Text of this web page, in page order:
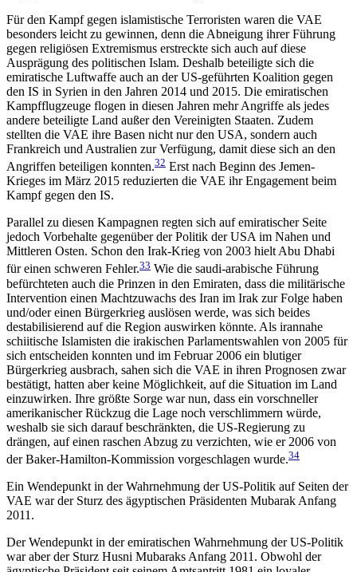
Für den Kampf gegen islamistische Terroristen waren die VAE
besonders leicht zu gewinnen, denn die Abneigung ihrer Führung
gegen religiösen Extre­mismus erstreckte sich auch auf diese
Ausprägung des politischen Islam. Deshalb beteiligte sich die
emiratische Luftwaffe auch an der US-geführten Koalition gegen
den IS in Syrien in den Jahren 2014 und 2015. Die emiratischen
Kampfflugzeuge flogen in diesen Jahren mehr Angriffe als jedes
andere betei­ligte Land außer den Vereinigten Staa­ten. Zudem
stellten die VAE ihre Basen nicht nur den USA, son­dern auch
Frankreich und Australien zur Verfügung, damit diese sich an den
Angriffen beteiligen konn­ten.32 Erst nach Beginn des Jemen-
Krieges im März 2015 reduzierten die VAE ihr Engagement beim
Kampf gegen den IS.
Parallel zu diesen Kampagnen regten sich auf emiratischer Seite
jedoch Vorbehalte gegenüber der Politik der USA im Nahen und
Mittleren Osten. Schon den Irak-Krieg von 2003 hielt Abu Dhabi
für einen schweren Fehler.33 Wie die saudi-arabische Führung
befürchteten auch die Prinzen in den Emiraten, dass die militärische
Intervention einen Machtzuwachs des Iran im Irak zur Folge haben
und/oder einen Bürger­krieg auslösen werde, was sich beides
destabilisierend auf die Region auswirken könnte. Als irannahe
schii­tische Islamisten die irakischen Parlamentswahlen von 2005 für
sich entscheiden konnten und im Februar 2006 ein blutiger
Bürgerkrieg ausbrach, sahen sich die VAE in ihren Prognosen zwar
bestätigt, hatten aber keine Möglichkeit, auf die Situation im Land
einzuwirken. Ihre größte Sorge war nun, dass ein vorschneller
amerikanischer Rückzug die Lage noch verschlimmern würde,
weshalb sie sich darauf beschränkten, die US-Regierung zu
drängen, auf einen raschen Abzug zu verzichten, wie er 2006 von
der Baker-Hamilton-Kommission vorgeschlagen wurde.34
Ein Wendepunkt in der Wahrneh­mung der US-Politik auf Seiten der
VAE war der Sturz des ägyptischen Präsidenten Mubarak Anfang
2011.
Der Wendepunkt in der emiratischen Wahrnehmung der US-Politik
war aber der Sturz Husni Muba­raks Anfang 2011. Obwohl der